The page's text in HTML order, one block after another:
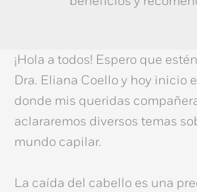
¡Hola a todos! Espero que
Dra. Eliana Coelloy hoy inicio
donde mis queridas
aclararemos diversos temas
mundo capilar.
La caída del cabello es una